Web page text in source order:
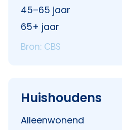
45–65 jaar
65+ jaar
Bron: CBS
Huishoudens
Alleenwonend